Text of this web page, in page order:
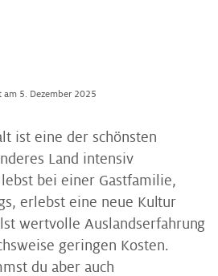
am 5. Dezember 2025
ist eine der schönsten
Land intensiv
bei einer Gastfamilie,
erlebst eine neue Kultur
wertvolle Auslandserfahrung
geringen Kosten.
du aber auch